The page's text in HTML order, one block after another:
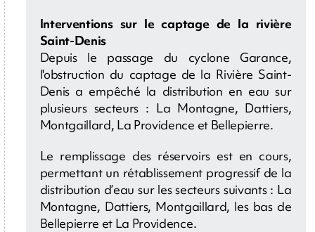
Interventions sur le captage de la rivière
Saint-Denis
Depuis le passage du cyclone Garance,
l'obstruction du captage de la Rivière Saint-
Denis a empêché la distribution en eau sur
plusieurs secteurs : La Montagne, Dattiers,
Montgaillard, La Providence et Bellepierre.
Le remplissage des réservoirs est en cours,
permettant un rétablissement progressif de la
distribution d’eau sur les secteurs suivants : La
Montagne, Dattiers, Montgaillard, les bas de
Bellepierre et La Providence.